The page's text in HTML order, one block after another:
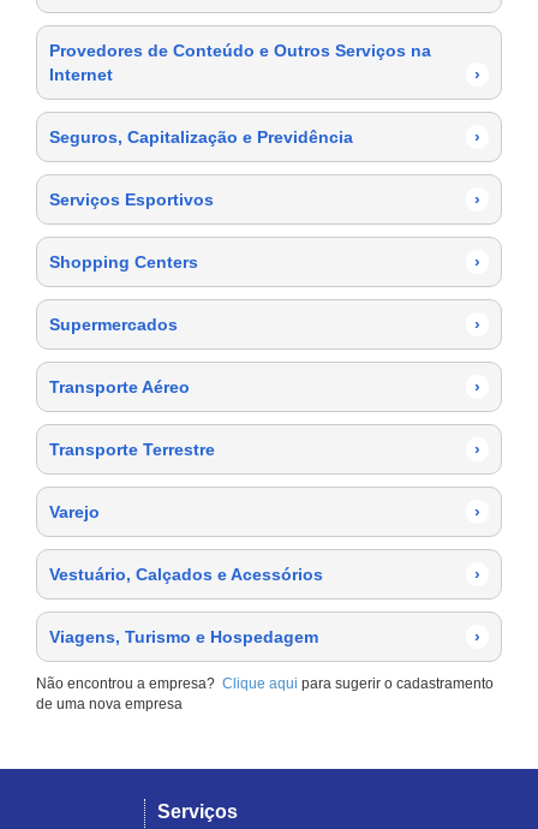
Provedores de Conteúdo e Outros Serviços na
Internet
›
Seguros, Capitalização e Previdência ›
Serviços Esportivos ›
Shopping Centers ›
Supermercados ›
Transporte Aéreo ›
Transporte Terrestre ›
Varejo ›
Vestuário, Calçados e Acessórios ›
Viagens, Turismo e Hospedagem ›
Não encontrou a empresa? Clique aqui para sugerir o cadastramento
de uma nova empresa
Serviços